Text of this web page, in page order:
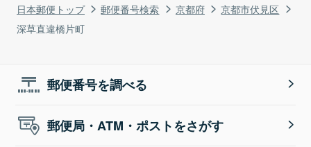
日本郵便トップ 郵便番号検索 京都府
京都市伏見区
深草直違橋片町
郵便番号を調べる
郵便局・ATM・ポストをさがす